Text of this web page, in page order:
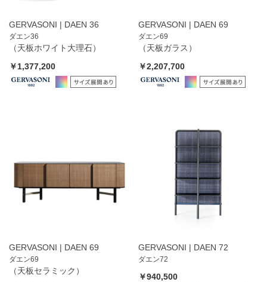
GERVASONI | DAEN 36
ダエン36
（天板ホワイト大理石）
￥1,377,200
GERVASONI | DAEN 69
ダエン69
（天板ガラス）
￥2,207,700
GERVASONI | DAEN 69
ダエン69
（天板セラミック）
GERVASONI | DAEN 72
ダエン72
￥940,500